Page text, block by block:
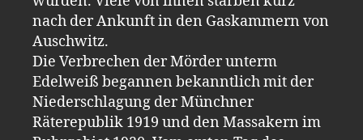
nach der Ankunft in den Gaskammern von
Auschwitz.
Die Verbrechen der Mörder unterm
Edelweiß begannen bekanntlich mit der
Niederschlagung der Münchner
Räterepublik 1919 und den Massakern im